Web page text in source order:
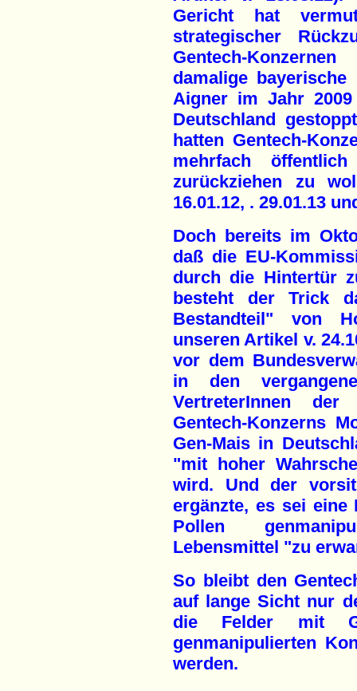
Gericht hat
strategischer
Gentech-
damalige
Aigner im Jahr
Deutschland
hatten Gentech-
mehrfach
zurückziehen zu
16.01.12, . 29.01.13
Doch bereits im
daß die EU-
durch die Hintertür
besteht der Trick
Bestandteil" von
unseren Artikel v.
vor dem
in den
VertreterInnen
Gentech-Konzerns
Gen-Mais in
"mit hoher
wird. Und der
ergänzte, es sei eine
Pollen
Lebensmittel "zu
So bleibt den
auf lange Sicht nur
die Felder mit
genmanipulierten
werden.